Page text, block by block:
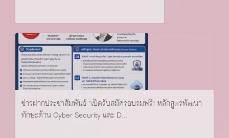
ข่าวฝากประชาสัมพันธ์ “เปิดรับสมัครอบรมฟรี! หลักสูตรพัฒนา
ทักษะด้าน Cyber Security และ D...